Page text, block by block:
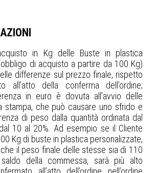
in Kg delle Buste in plastica
di acquisto a partire da 100 Kg)
differenze sul prezzo finale, rispetto
all’atto della conferma dell’ordine;
in euro è dovuta all’avvio delle
stampa, che può causare uno sfrido e
di peso dalla quantità ordinata dal
10 al 20%. Ad esempio se il Cliente
Kg di buste in plastica personalizzate,
il peso finale delle stesse sia di 110
della commessa, sarà più alto